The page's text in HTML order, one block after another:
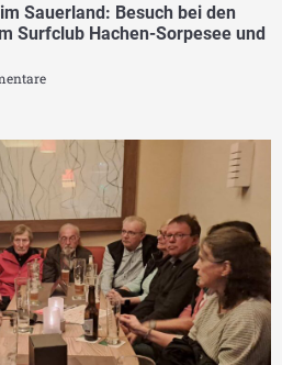
Sauerland: Besuch bei den
Surfclub Hachen-Sorpesee und